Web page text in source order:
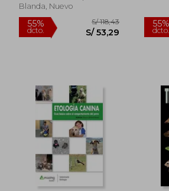
Blanda, Nuevo
55%
dcto.
S/ 118,43